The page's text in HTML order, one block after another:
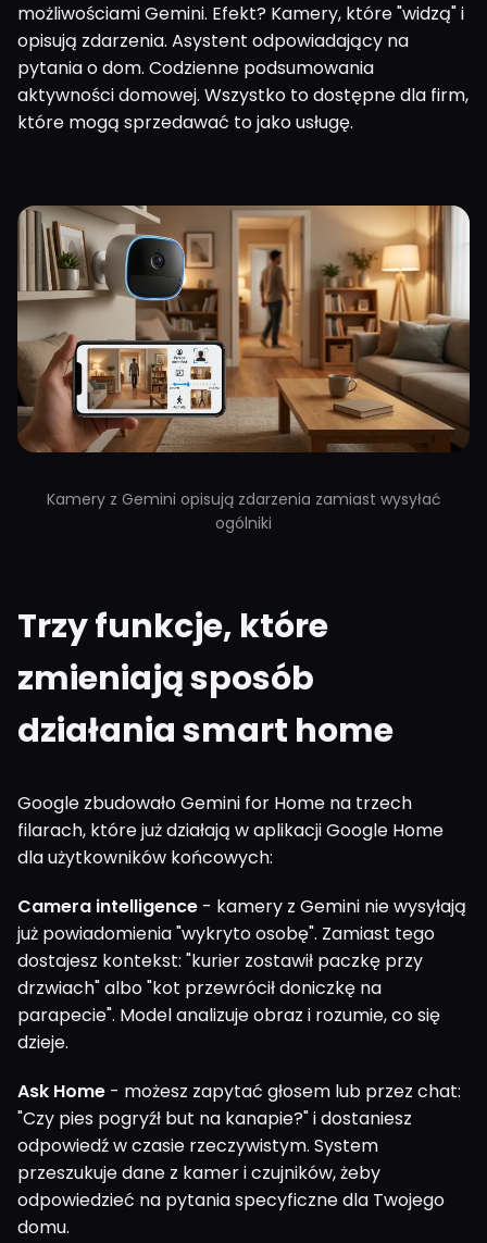
możliwościami Gemini. Efekt? Kamery, które "widzą" i
opisują zdarzenia. Asystent odpowiadający na
pytania o dom. Codzienne podsumowania
aktywności domowej. Wszystko to dostępne dla firm,
które mogą sprzedawać to jako usługę.
Kamery z Gemini opisują zdarzenia zamiast wysyłać
ogólniki
Trzy funkcje, które
zmieniają sposób
działania smart home
Google zbudowało Gemini for Home na trzech
filarach, które już działają w aplikacji Google Home
dla użytkowników końcowych:
Camera intelligence - kamery z Gemini nie wysyłają
już powiadomienia "wykryto osobę". Zamiast tego
dostajesz kontekst: "kurier zostawił paczkę przy
drzwiach" albo "kot przewrócił doniczkę na
parapecie". Model analizuje obraz i rozumie, co się
dzieje.
Ask Home - możesz zapytać głosem lub przez chat:
"Czy pies pogryźł but na kanapie?" i dostaniesz
odpowiedź w czasie rzeczywistym. System
przeszukuje dane z kamer i czujników, żeby
odpowiedzieć na pytania specyficzne dla Twojego
domu.